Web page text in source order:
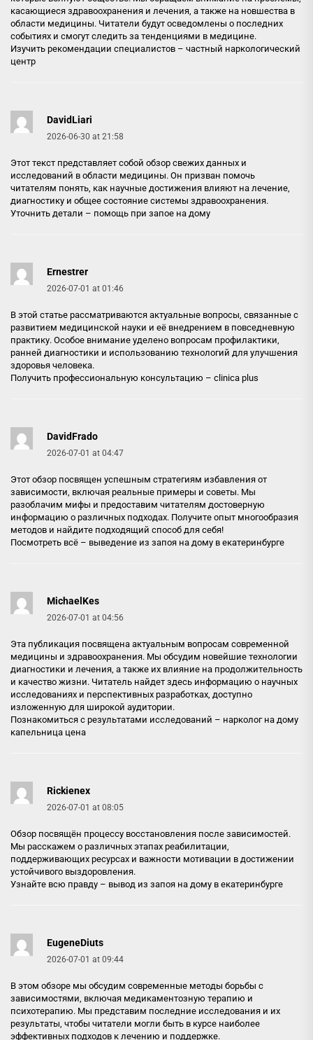
касающиеся здравоохранения и лечения, а также на новшества в
области медицины. Читатели будут осведомлены о последних
событиях и смогут следить за тенденциями в медицине.
Изучить рекомендации специалистов – частный наркологический
центр
DavidLiari
2026-06-30 at 21:58
Этот текст представляет собой обзор свежих данных и
исследований в области медицины. Он призван помочь
читателям понять, как научные достижения влияют на лечение,
диагностику и общее состояние системы здравоохранения.
Уточнить детали – помощь при запое на дому
Ernestrer
2026-07-01 at 01:46
В этой статье рассматриваются актуальные вопросы, связанные с
развитием медицинской науки и её внедрением в повседневную
практику. Особое внимание уделено вопросам профилактики,
ранней диагностики и использованию технологий для улучшения
здоровья человека.
Получить профессиональную консультацию – clinica plus
DavidFrado
2026-07-01 at 04:47
Этот обзор посвящен успешным стратегиям избавления от
зависимости, включая реальные примеры и советы. Мы
разоблачим мифы и предоставим читателям достоверную
информацию о различных подходах. Получите опыт многообразия
методов и найдите подходящий способ для себя!
Посмотреть всё – выведение из запоя на дому в екатеринбурге
MichaelKes
2026-07-01 at 04:56
Эта публикация посвящена актуальным вопросам современной
медицины и здравоохранения. Мы обсудим новейшие технологии
диагностики и лечения, а также их влияние на продолжительность
и качество жизни. Читатель найдет здесь информацию о научных
исследованиях и перспективных разработках, доступно
изложенную для широкой аудитории.
Познакомиться с результатами исследований – нарколог на дому
капельница цена
Rickienex
2026-07-01 at 08:05
Обзор посвящён процессу восстановления после зависимостей.
Мы расскажем о различных этапах реабилитации,
поддерживающих ресурсах и важности мотивации в достижении
устойчивого выздоровления.
Узнайте всю правду – вывод из запоя на дому в екатеринбурге
EugeneDiuts
2026-07-01 at 09:44
В этом обзоре мы обсудим современные методы борьбы с
зависимостями, включая медикаментозную терапию и
психотерапию. Мы представим последние исследования и их
результаты, чтобы читатели могли быть в курсе наиболее
эффективных подходов к лечению и поддержке.